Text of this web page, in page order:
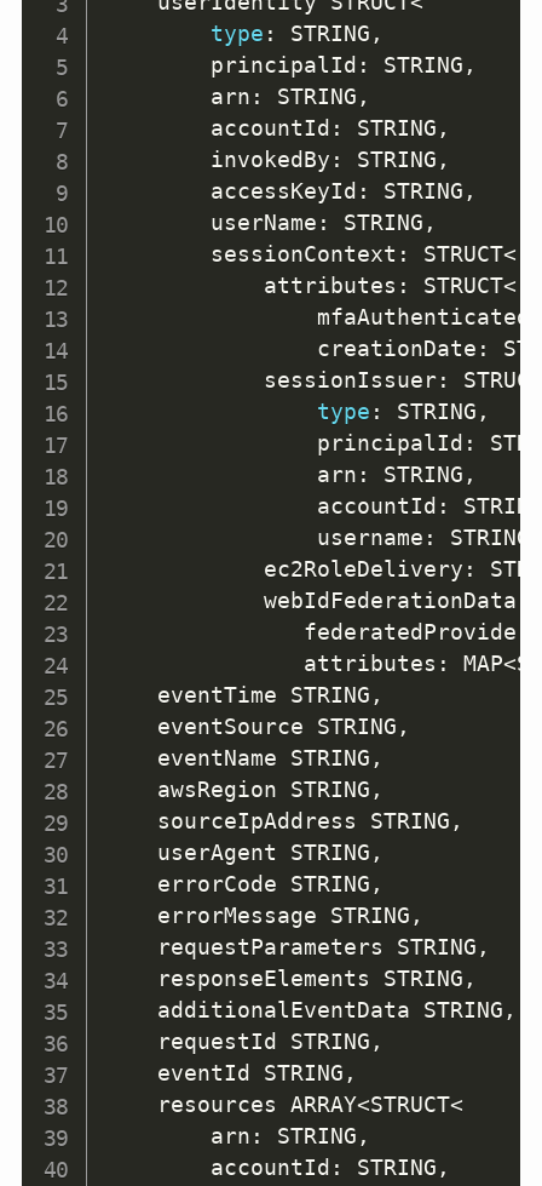
type : STRING ,
        principalId: STRING
,
        arn: STRING
,
        accountId: STRING
,
        invokedBy: STRING
,
        accessKeyId: STRING
,
        userName: STRING
,
        sessionContext: STRUCT
<
            attributes: STRUCT
<
creationDate:
            sessionIssuer: STRUCT
type : STRING ,
principalId:
                arn: STRING
,
                accountId: STRING
                username: STRING
ec2RoleDelivery:
webIdFederationData:
               attributes: MAP
<
    eventTime STRING
,
    eventSource STRING
,
    eventName STRING
,
    awsRegion STRING
,
    sourceIpAddress STRING
,
    userAgent STRING
,
    errorCode STRING
,
    errorMessage STRING
,
    requestParameters STRING
,
    responseElements STRING
,
    additionalEventData STRING
,
    requestId STRING
,
    eventId STRING
,
    resources ARRAY
<STRUCT<
        arn: STRING
,
        accountId: STRING
,